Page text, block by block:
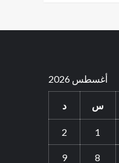
أغسطس 2026
س د
1
2
8
9